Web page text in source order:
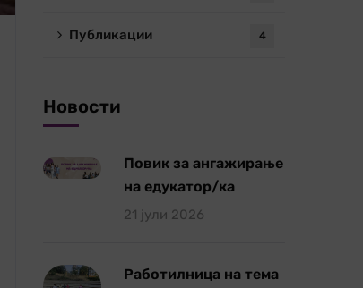
Публикации 4
Новости
Повик за ангажирање
на едукатор/ка
21 јули 2026
Работилница на тема